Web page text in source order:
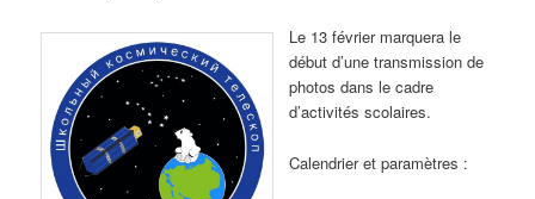
Le 13 février marquera le
début d’une transmission de
photos dans le cadre
d’activités scolaires.
Calendrier et paramètres :